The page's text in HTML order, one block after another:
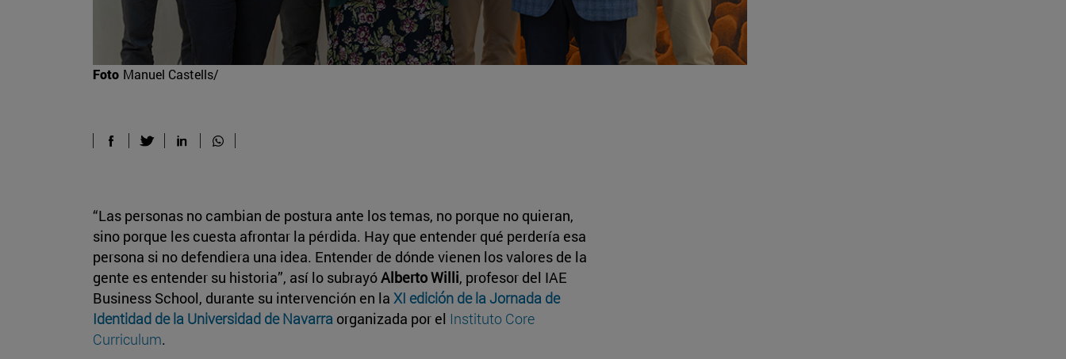
Foto Manuel Castells/
“Las personas no cambian de postura ante los temas, no porque no quieran,
sino porque les cuesta afrontar la pérdida. Hay que entender qué perdería esa
persona si no defendiera una idea. Entender de dónde vienen los valores de la
gente es entender su historia”, así lo subrayóAlberto Willi, profesor del IAE
Business School, durante su intervención en la XI edición de la Jornada de
Identidad de la Universidad de Navarra organizada por el Instituto Core
Curriculum.